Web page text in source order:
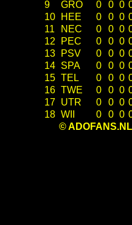
9
GRO 0 0 0
10
HEE 0 0 0
11
NEC 0 0 0
12
PEC 0 0 0
13
PSV 0 0 0
14 SPA 0 0 0
15 TEL 0 0 0
16 TWE 0 0 0
17 UTR 0 0 0
18 WII 0 0 0
© ADOFANS.NL